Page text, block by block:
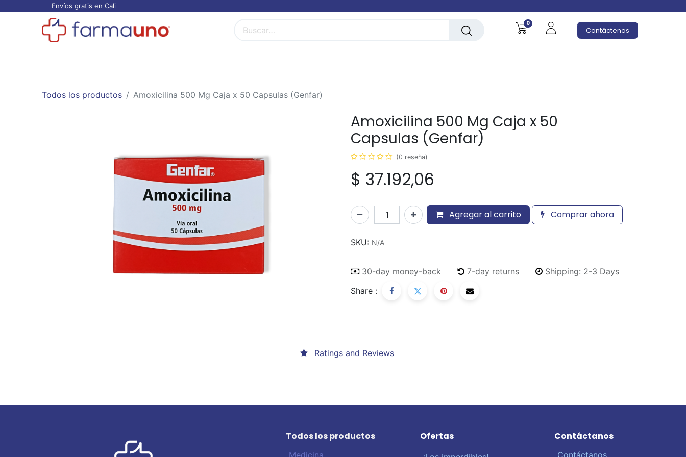
Envíos gratis en Cali
0
Contáctenos
Todos los productos Amoxicilina 500 Mg Caja x 50 Capsulas (Genfar)
Amoxicilina 500 Mg Caja x 50
Capsulas (Genfar)
(0 reseña)
$ 37.192,06
Agregar al carrito Comprar ahora
SKU: N/A
30-day money-back 7-day returns
Shipping: 2-3 Days
Share :
Ratings and Reviews
Todos los productos Ofertas Contáctanos